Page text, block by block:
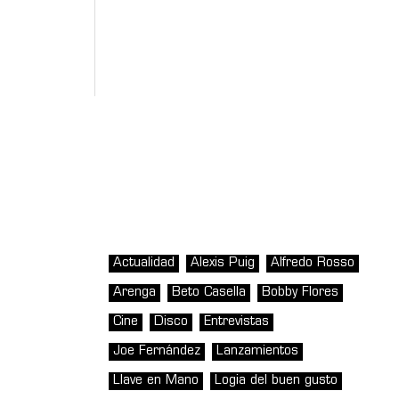
Actualidad Alexis Puig Alfredo Rosso
Arenga Beto Casella Bobby Flores
Cine Disco Entrevistas
Joe Fernández Lanzamientos
Llave en Mano Logia del buen gusto